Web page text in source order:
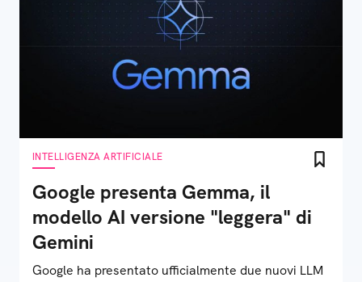
INTELLIGENZA ARTIFICIALE
Google presenta Gemma, il
modello AI versione "leggera" di
Gemini
Google ha presentato ufficialmente due nuovi LLM